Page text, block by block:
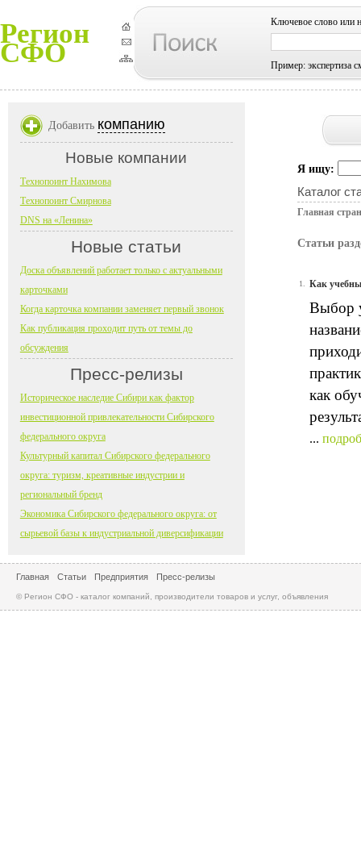
Регион
СФО
Ключевое слово или
Пример: экспертиза
Я ищу:
Каталог
Главная
Статьи
1. Как
Выбор
как
...
Добавить компанию
Новые компании
Технопоинт Нахимова
Технопоинт Смирнова
DNS на «Ленина»
Новые статьи
Доска объявлений работает только с актуальными
карточками
Когда карточка компании заменяет первый звонок
Как публикация проходит путь от темы до
обсуждения
Пресс-релизы
Историческое наследие Сибири как фактор
инвестиционной привлекательности Сибирского
федерального округа
Культурный капитал Сибирского федерального
округа: туризм, креативные индустрии и
региональный бренд
Экономика Сибирского федерального округа: от
сырьевой базы к индустриальной диверсификации
Главная Статьи Предприятия Пресс-релизы
© Регион СФО - каталог компаний, производители товаров и услуг, объявления